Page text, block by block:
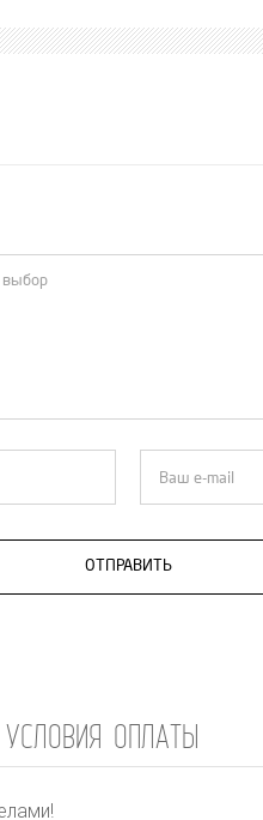
ОТПРАВИТЬ
УСЛОВИЯ ОПЛАТЫ